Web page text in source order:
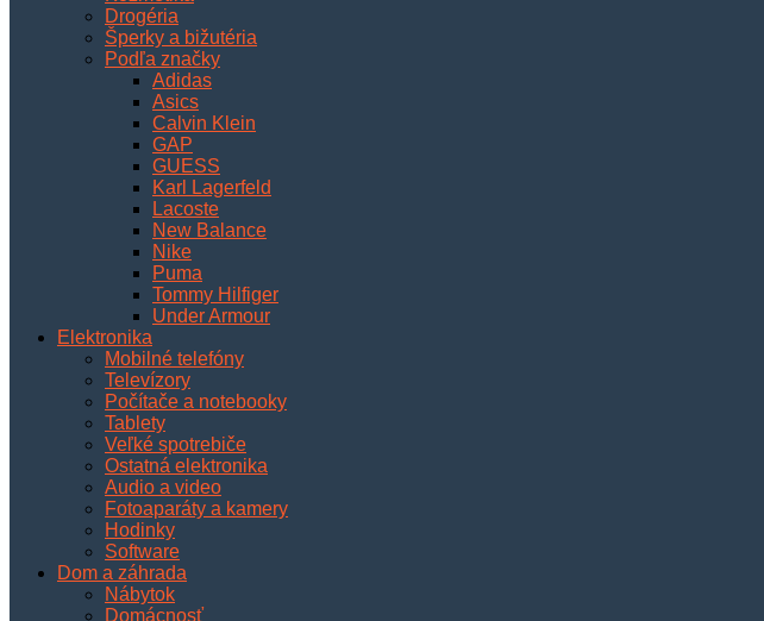
Drogéria
Šperky a bižutéria
Podľa značky
Adidas
Asics
Calvin Klein
GAP
GUESS
Karl Lagerfeld
Lacoste
New Balance
Nike
Puma
Tommy Hilfiger
Under Armour
Elektronika
Mobilné telefóny
Televízory
Počítače a notebooky
Tablety
Veľké spotrebiče
Ostatná elektronika
Audio a video
Fotoaparáty a kamery
Hodinky
Software
Dom a záhrada
Nábytok
Domácnosť